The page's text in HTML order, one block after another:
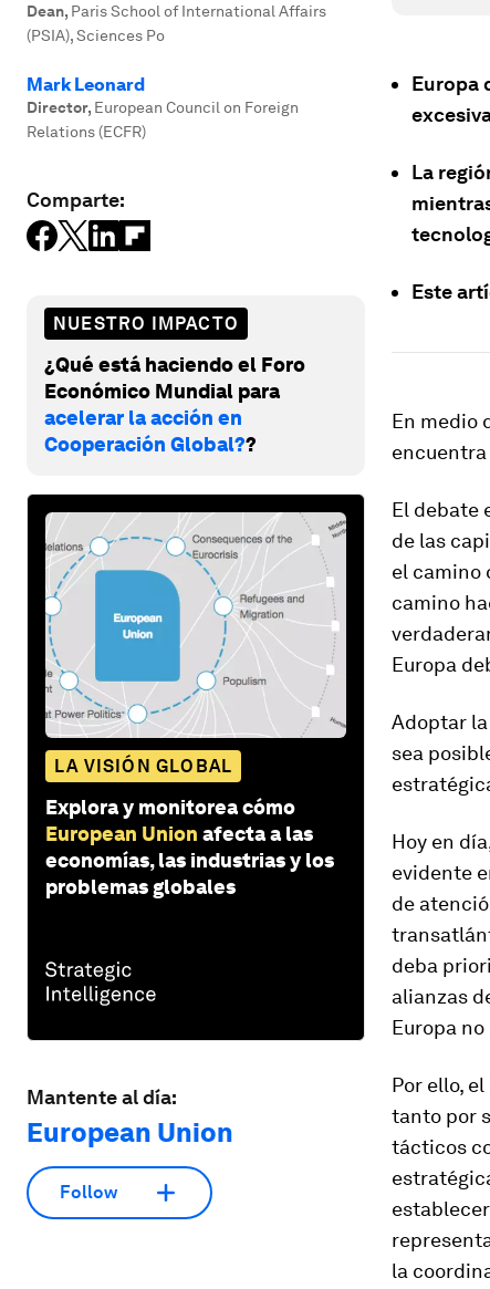
Dean, Paris School of International Affairs
(PSIA), Sciences Po
Mark Leonard
Director, European Council on Foreign
Relations (ECFR)
Comparte:
NUESTRO IMPACTO
¿Qué está haciendo el Foro
Económico Mundial para
acelerar la acción en
Cooperación Global??
LA VISIÓN GLOBAL
Explora y monitorea cómo
European Union afecta a las
economías, las industrias y los
problemas globales
Mantente al día:
European Union
Follow
Europa
La
Este
En medio
El debate
de las
el camino
camino
Europa
Adoptar
sea
Hoy en
evidente
de
deba
alianzas
Europa
Por ello,
tanto por
tácticos
la